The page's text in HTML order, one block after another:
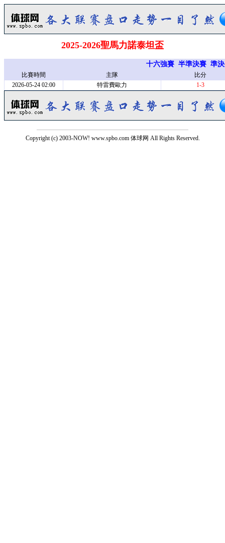
2025-2026聖馬力諾泰坦盃
十六強賽 半準決賽 準
比賽時間 主隊
比分
2026-05-24 02:00
特雷費歐力 1-3
Copyright (c) 2003-NOW! www.spbo.com 体球网 All Rights Reserved.